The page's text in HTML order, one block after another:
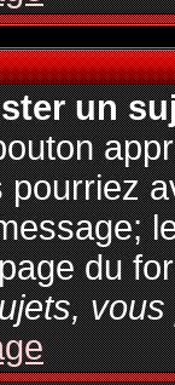
un
pourriez
du